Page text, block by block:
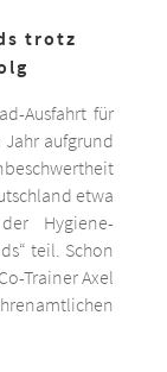
trotz
Ausfahrt für
aufgrund
etwa
Hygiene-
teil. Schon
Trainer Axel